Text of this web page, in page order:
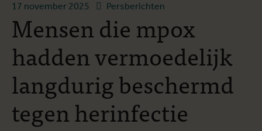
17 november 2025 Persberichten
Mensen die mpox
hadden vermoedelijk
langdurig beschermd
tegen herinfectie